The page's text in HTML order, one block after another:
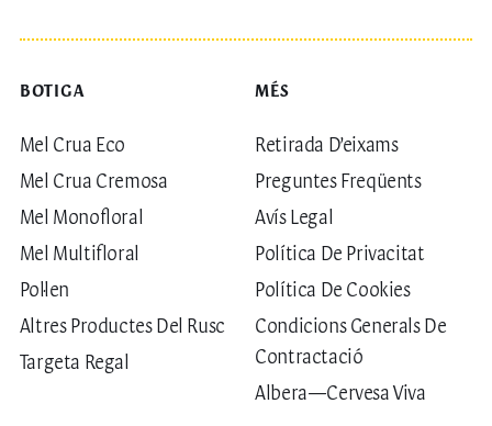
BOTIGA
Mel Crua Eco
Mel Crua Cremosa
Mel Monofloral
Mel Multifloral
Pol·len
Altres Productes Del Rusc
Targeta Regal
MÉS
Retirada D’eixams
Preguntes Freqüents
Avís Legal
Política De Privacitat
Política De Cookies
Condicions Generals De
Contractació
Albera—Cervesa Viva